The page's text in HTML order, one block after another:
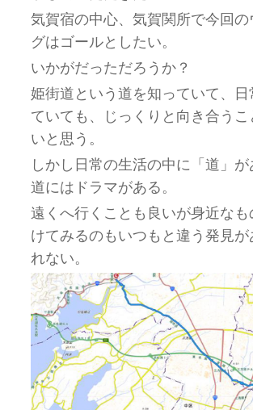
気賀宿の中心、気賀関所で今回の
グはゴールとしたい。
いかがだっただろうか？
姫街道という道を知っていて、日
ていても、じっくりと向き合うこ
いと思う。
しかし日常の生活の中に「道」
道にはドラマがある。
遠くへ行くことも良いが身近なも
けてみるのもいつもと違う発見が
れない。